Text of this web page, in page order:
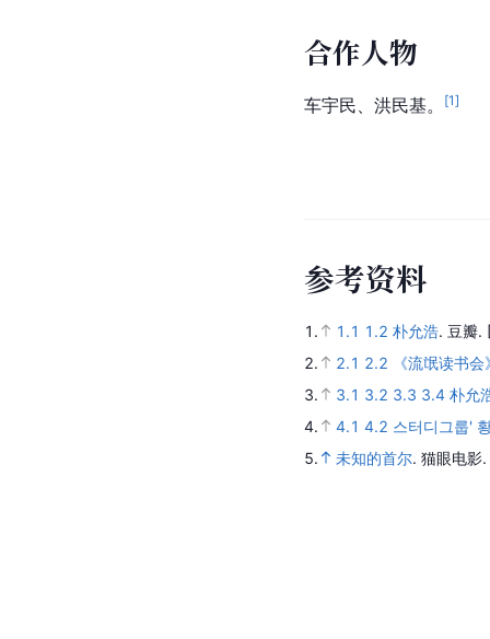
合作人物
车宇民、洪民基。 [1]
参考资料
1. 1.1 1.2 朴允浩. 豆瓣.
2.
2.1 2.2
《流氓读书
3.
3.1 3.2 3.3 3.4 朴允
4.
4.1 4.2 스터디그룹'
5.
未知的首尔. 猫眼电影.